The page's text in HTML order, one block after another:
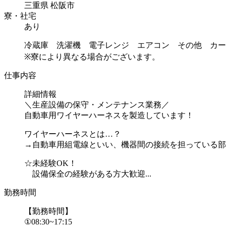
三重県 松阪市
寮・社宅
あり
冷蔵庫 洗濯機 電子レンジ エアコン その他 カー
※寮により異なる場合がございます。
仕事内容
詳細情報
＼生産設備の保守・メンテナンス業務／
自動車用ワイヤーハーネスを製造しています！
ワイヤーハーネスとは…？
→自動車用組電線といい、機器間の接続を担っている部
☆未経験OK！
設備保全の経験がある方大歓迎...
勤務時間
【勤務時間】
①08:30~17:15